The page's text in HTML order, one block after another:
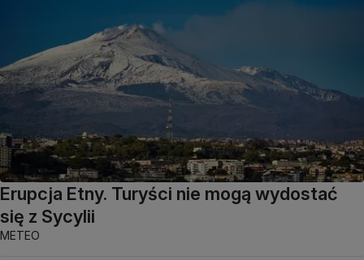
Erupcja Etny. Turyści nie mogą wydostać
się z Sycylii
METEO